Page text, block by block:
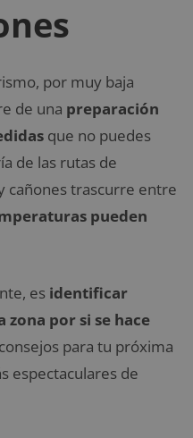
por muy baja
de una preparación
que no puedes
de las rutas de
cañones trascurre entre
pueden
es identificar
zona por si se hace
para tu próxima
espectaculares de